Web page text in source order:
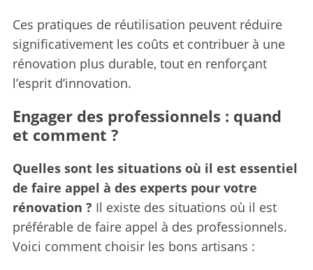
Ces pratiques de réutilisation peuvent réduire
significativement les coûts et contribuer à une
rénovation plus durable, tout en renforçant
l’esprit d’innovation.
Engager des professionnels : quand
et comment ?
Quelles sont les situations où il est essentiel
de faire appel à des experts pour votre
rénovation ? Il existe des situations où il est
préférable de faire appel à des professionnels.
Voici comment choisir les bons artisans :